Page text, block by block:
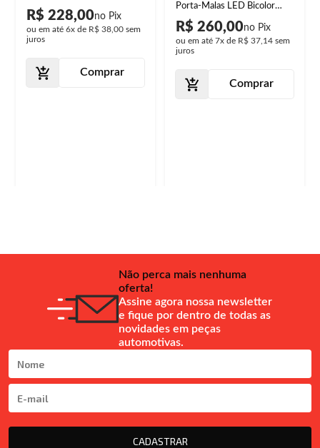
R$ 228,00
ou em até 6x de R$ 38,00 sem
juros
Comprar
Porta-Malas LED Bicolor
Lente Lisa Acrílico
R$ 260,00
ou em até 7x de R$ 37,14 sem
juros
Comprar
Não perca mais nenhuma
oferta!
Assine agora nossa newsletter
e fique por dentro de todas as
novidades em peças
automotivas.
CADASTRAR